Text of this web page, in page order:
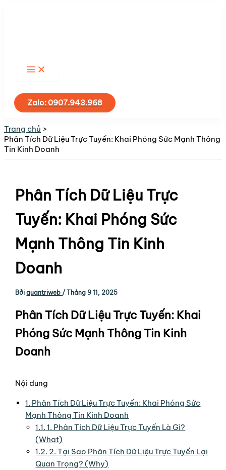
kiếmZalo: 0907.943.968
Trang chủ
Phân Tích Dữ Liệu Trực Tuyến: Khai Phóng Sức Mạnh Thông
Tin Kinh Doanh
Phân Tích Dữ Liệu Trực
Tuyến: Khai Phóng Sức
Mạnh Thông Tin Kinh
Doanh
Bởiquantriweb /Tháng 9 11, 2025
Phân Tích Dữ Liệu Trực Tuyến: Khai
Phóng Sức Mạnh Thông Tin Kinh
Doanh
Nội dung
1. Phân Tích Dữ Liệu Trực Tuyến: Khai Phóng Sức
Mạnh Thông Tin Kinh Doanh
1.1. 1. Phân Tích Dữ Liệu Trực Tuyến Là Gì?
(What)
1.2. 2. Tại Sao Phân Tích Dữ Liệu Trực Tuyến Lại
Quan Trọng? (Why)